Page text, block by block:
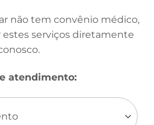
não tem convênio médico,
serviços diretamente
atendimento: